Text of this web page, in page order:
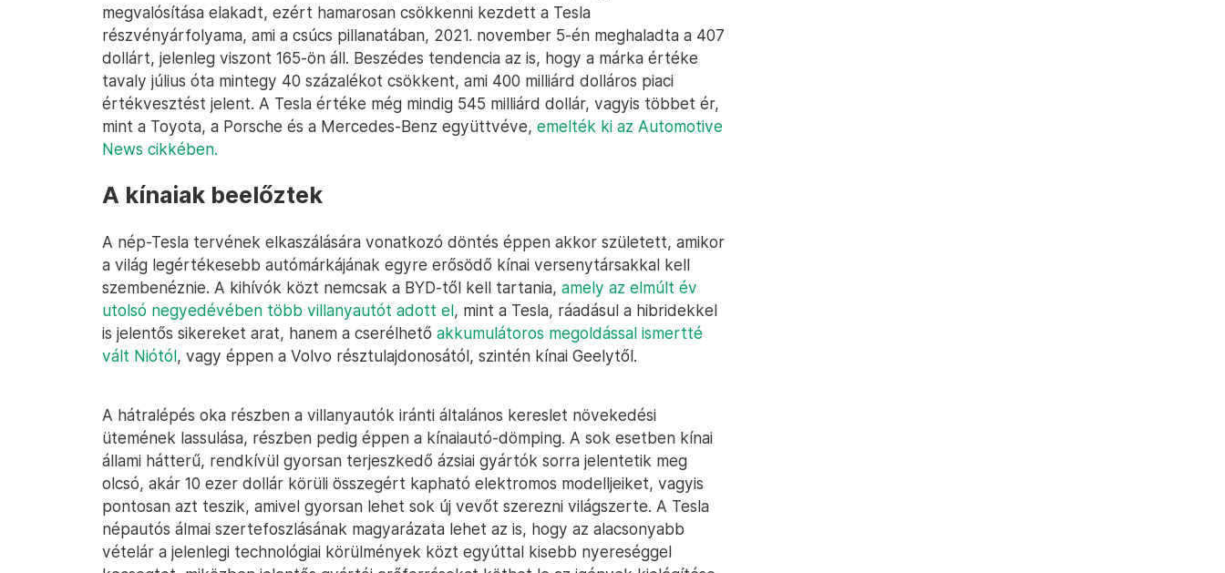
megvalósítása elakadt, ezért hamarosan csökkenni kezdett a Tesla
részvényárfolyama, ami a csúcs pillanatában, 2021. november 5-én meghaladta a 407
dollárt, jelenleg viszont 165-ön áll. Beszédes tendencia az is, hogy a márka értéke
tavaly július óta mintegy 40 százalékot csökkent, ami 400 milliárd dolláros piaci
értékvesztést jelent. A Tesla értéke még mindig 545 milliárd dollár, vagyis többet ér,
mint a Toyota, a Porsche és a Mercedes-Benz együttvéve, emelték ki az Automotive
News cikkében.
A kínaiak beelőztek
A nép-Tesla tervének elkaszálására vonatkozó döntés éppen akkor született, amikor
a világ legértékesebb autómárkájának egyre erősödő kínai versenytársakkal kell
szembenéznie. A kihívók közt nemcsak a BYD-től kell tartania, amely az elmúlt év
utolsó negyedévében több villanyautót adott el, mint a Tesla, ráadásul a hibridekkel
is jelentős sikereket arat, hanem a cserélhető akkumulátoros megoldással ismertté
vált Niótól, vagy éppen a Volvo résztulajdonosától, szintén kínai Geelytől.
A hátralépés oka részben a villanyautók iránti általános kereslet növekedési
ütemének lassulása, részben pedig éppen a kínaiautó-dömping. A sok esetben kínai
állami hátterű, rendkívül gyorsan terjeszkedő ázsiai gyártók sorra jelentetik meg
olcsó, akár 10 ezer dollár körüli összegért kapható elektromos modelljeiket, vagyis
pontosan azt teszik, amivel gyorsan lehet sok új vevőt szerezni világszerte. A Tesla
népautós álmai szertefoszlásának magyarázata lehet az is, hogy az alacsonyabb
vételár a jelenlegi technológiai körülmények közt egyúttal kisebb nyereséggel